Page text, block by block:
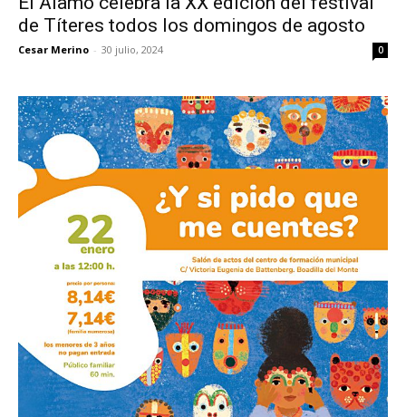
de Títeres todos los domingos de agosto
Cesar Merino - 30 julio, 2024 0